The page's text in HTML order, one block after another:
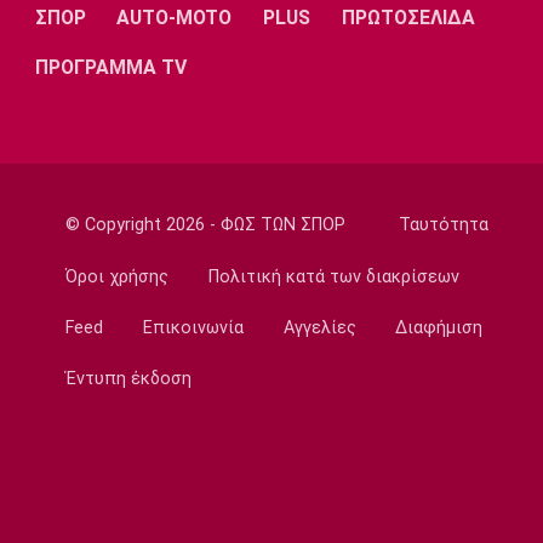
Μαφέο, Ροντινέι και το… καμπανάκι για τον
23:45
Εθνικές Μπάσκετ
23:20
Στίβος
Παγκόσμιο Πρωτάθλημα Κ20: Ατομικό ρεκόρ
η Γέρου, το πάλεψε η Πάσιου
ΣΠΟΡ AUTO-MOTO PLUS ΠΡΩΤΟΣΕΛΙΔΑ
ΠΡΟΓΡΑΜΜΑ TV
© Copyright 2026 - ΦΩΣ ΤΩΝ ΣΠΟΡ Ταυτότητα
Όροι χρήσης Πολιτική κατά των διακρίσεων
Feed Επικοινωνία Αγγελίες Διαφήμιση
Έντυπη έκδοση